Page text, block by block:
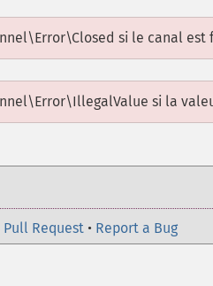
si le canal est
si la
Request • Report a Bug